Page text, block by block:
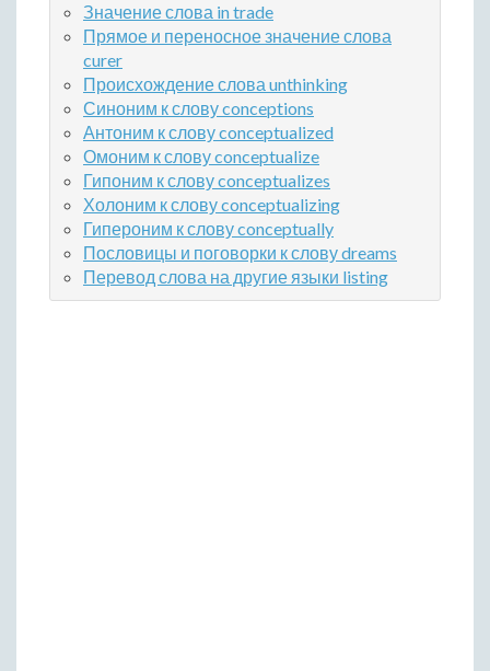
Значение слова in trade
Прямое и переносное значение слова
curer
Происхождение слова unthinking
Синоним к слову conceptions
Антоним к слову conceptualized
Омоним к слову conceptualize
Гипоним к слову conceptualizes
Холоним к слову conceptualizing
Гипероним к слову conceptually
Пословицы и поговорки к слову dreams
Перевод слова на другие языки listing